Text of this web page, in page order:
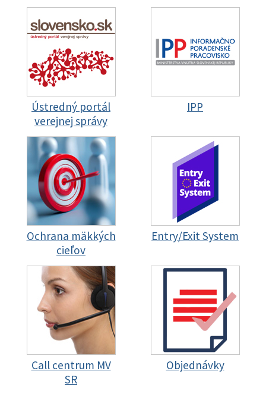
Ústredný portál
verejnej správy
IPP
Ochrana mäkkých
cieľov
Entry/Exit System
Call centrum MV
SR
Objednávky